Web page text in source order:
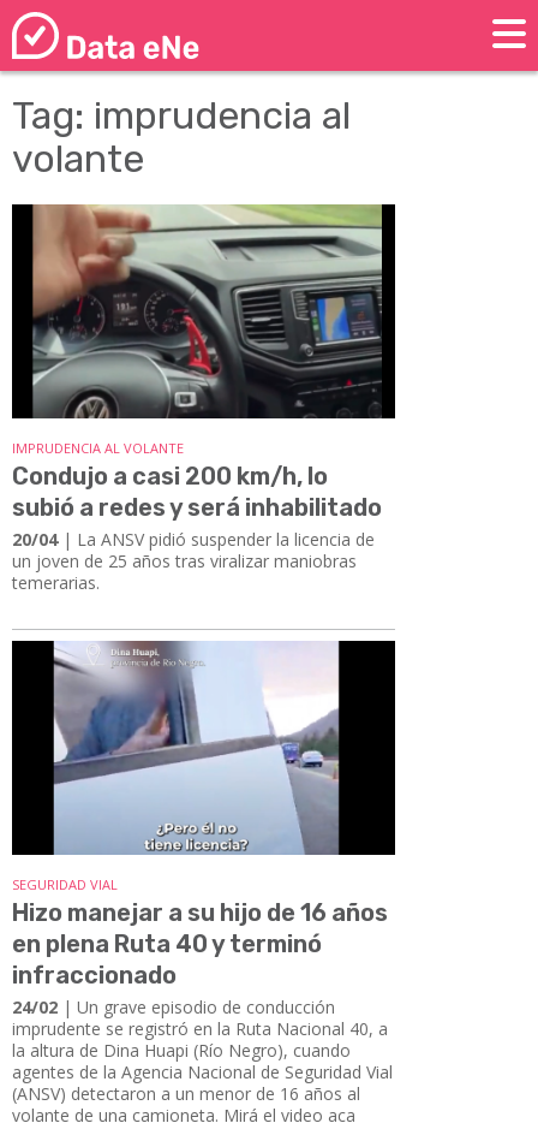
Tag: imprudencia al
volante
IMPRUDENCIA AL VOLANTE
Condujo a casi 200 km/h, lo
subió a redes y será inhabilitado
20/04| La ANSV pidió suspender la licencia de
un joven de 25 años tras viralizar maniobras
temerarias.
SEGURIDAD VIAL
Hizo manejar a su hijo de 16 años
en plena Ruta 40 y terminó
infraccionado
24/02 | Un grave episodio de conducción
imprudente se registró en la Ruta Nacional 40, a
la altura de Dina Huapi (Río Negro), cuando
agentes de la Agencia Nacional de Seguridad Vial
(ANSV) detectaron a un menor de 16 años al
volante de una camioneta. Mirá el video aca